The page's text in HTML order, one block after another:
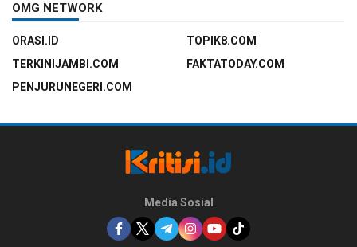
OMG NETWORK
ORASI.ID
TOPIK8.COM
TERKINIJAMBI.COM
FAKTATODAY.COM
PENJURUNEGERI.COM
Media Sosial